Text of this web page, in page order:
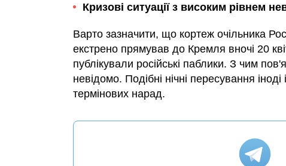
Кризові ситуації з високим рівнем
Варто зазначити, що кортеж очільника
екстрено прямував до Кремля вночі 20
публікували російські паблики. З чим
невідомо. Подібні нічні пересування
термінових нарад.